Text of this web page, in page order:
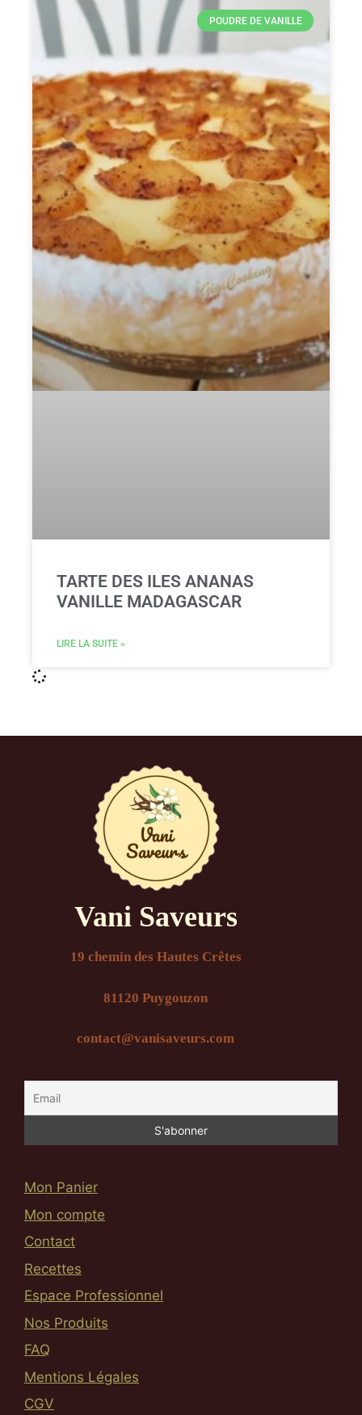
POUDRE DE VANILLE
TARTE DES ILES ANANAS
VANILLE MADAGASCAR
LIRE LA SUITE »
Vani Saveurs
19 chemin des Hautes Crêtes
81120 Puygouzon
contact@vanisaveurs.com
Mon Panier
Mon compte
Contact
Recettes
Espace Professionnel
Nos Produits
FAQ
Mentions Légales
CGV